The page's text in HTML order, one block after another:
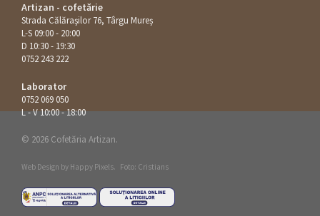
Artizan - cofetărie
Strada Călăraşilor 76, Târgu Mureș
L-S 09:00 - 20:00
D 10:30 - 19:30
0752 243 222
Laborator
0752 069 050
L - V 10:00 - 18:00
© 2026 Cofetăria Artizan.
Web Design by Happy Pixels. Foto: Cristians